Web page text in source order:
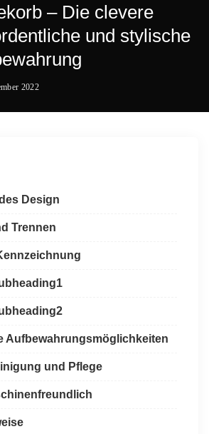
– Die clevere
und stylische
2022
Design
Trennen
Aufbewahrungsmöglichkeiten
und Pflege